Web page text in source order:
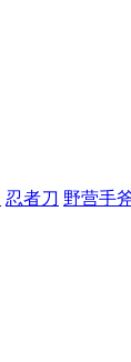
忍者刀 野营手